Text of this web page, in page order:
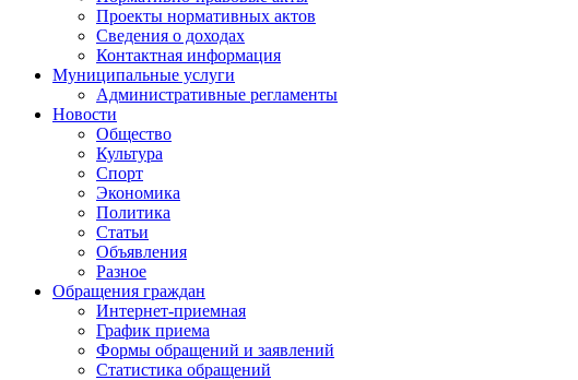
Проекты нормативных актов
Сведения о доходах
Контактная информация
Муниципальные услуги
Административные регламенты
Новости
Общество
Культура
Спорт
Экономика
Политика
Статьи
Объявления
Разное
Обращения граждан
Интернет-приемная
График приема
Формы обращений и заявлений
Статистика обращений